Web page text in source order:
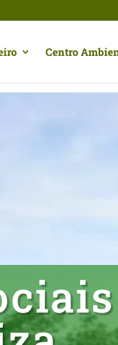
Centro